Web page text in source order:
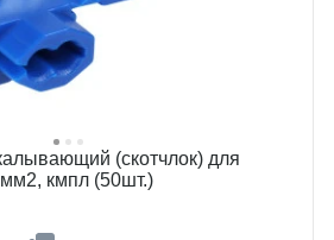
(скотчлок) для
кмпл (50шт.)